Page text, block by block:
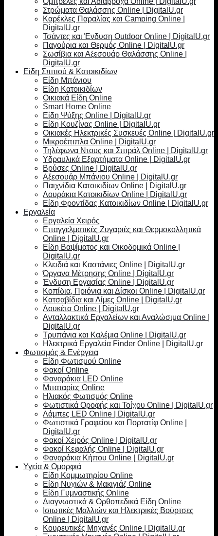
Στρώματα Θαλάσσης Online | DigitalU.gr
Καρέκλες Παραλίας και Camping Online |
DigitalU.gr
Τσάντες και Ένδυση Outdoor Online | DigitalU.gr
Παγούρια και Θερμός Online | DigitalU.gr
Σωσίβια και Αξεσουάρ Θαλάσσης Online |
DigitalU.gr
Είδη Σπιτιού & Κατοικιδίων
Είδη Μπάνιου
Είδη Κατοικιδίων
Οικιακά Είδη Online
Smart Home Online
Είδη Ψύξης Online | DigitalU.gr
Είδη Κουζίνας Online | DigitalU.gr
Οικιακές Ηλεκτρικές Συσκευές Online | DigitalU.gr
Μικροέπιπλα Online | DigitalU.gr
Τηλέφωνα Ντους και Σπιράλ Online | DigitalU.gr
Υδραυλικά Εξαρτήματα Online | DigitalU.gr
Βρύσες Online | DigitalU.gr
Αξεσουάρ Μπάνιου Online | DigitalU.gr
Παιχνίδια Κατοικιδίων Online | DigitalU.gr
Λουράκια Κατοικιδίων Online | DigitalU.gr
Είδη Φροντίδας Κατοικιδίων Online | DigitalU.gr
Εργαλεία
Εργαλεία Χειρός
Επαγγελματικές Ζυγαριές και Θερμοκολλητικά
Online | DigitalU.gr
Είδη Βαψίματος και Οικοδομικά Online |
DigitalU.gr
Κλειδιά και Καστάνιες Online | DigitalU.gr
Όργανα Μέτρησης Online | DigitalU.gr
Ένδυση Εργασίας Online | DigitalU.gr
Κοπίδια, Πριόνια και Δίσκοι Online | DigitalU.gr
Κατσαβίδια και Λίμες Online | DigitalU.gr
Λουκέτα Online | DigitalU.gr
Ανταλλακτικά Εργαλείων και Αναλώσιμα Online |
DigitalU.gr
Τρυπάνια και Καλέμια Online | DigitalU.gr
Ηλεκτρικά Εργαλεία Finder Online | DigitalU.gr
Φωτισμός & Ενέργεια
Είδη Φωτισμού Online
Φακοί Online
Φαναράκια LED Online
Μπαταρίες Online
Ηλιακός Φωτισμός Online
Φωτιστικά Οροφής και Τοίχου Online | DigitalU.gr
Λάμπες LED Online | DigitalU.gr
Φωτιστικά Γραφείου και Πορτατίφ Online |
DigitalU.gr
Φακοί Χειρός Online | DigitalU.gr
Φακοί Κεφαλής Online | DigitalU.gr
Φαναράκια Κήπου Online | DigitalU.gr
Υγεία & Ομορφιά
Είδη Κομμωτηρίου Online
Είδη Νυχιών & Μακιγιάζ Online
Είδη Γυμναστικής Online
Διαγνωστικά & Ορθοπεδικά Είδη Online
Ισιωτικές Μαλλιών και Ηλεκτρικές Βούρτσες
Online | DigitalU.gr
Κουρευτικές Μηχανές Online | DigitalU.gr